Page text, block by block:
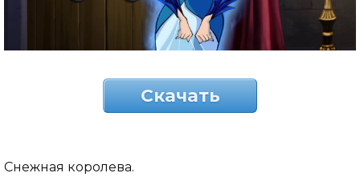
Скачать
Снежная королева.